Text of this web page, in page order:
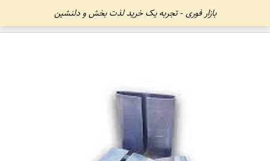
بازار فوری - تجربه یک خرید لذت بخش و دلنشین